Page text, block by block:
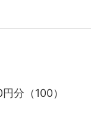
分（100）